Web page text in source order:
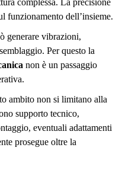
complessa. La precisione
funzionamento dell’insieme.
generare vibrazioni,
Per questo la
non è un passaggio
ambito non si limitano alla
supporto tecnico,
eventuali adattamenti
prosegue oltre la